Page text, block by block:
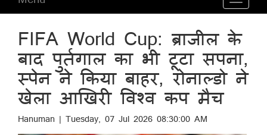
FIFA World Cup: ब्राजील के
बाद पुर्तगाल का भी टूटा सपना,
स्पेन ने किया बाहर, रोनाल्डो ने
खेला आखिरी विश्व कप मैच
Hanuman | Tuesday, 07 Jul 2026 08:30:00 AM